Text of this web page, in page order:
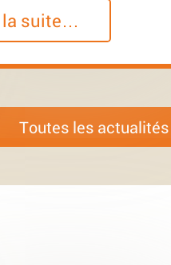
la suite…
Toutes les actualités